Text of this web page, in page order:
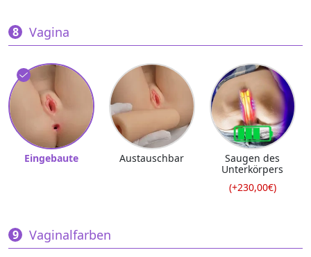
Vagina
Eingebaute Austauschbar
Saugen des
Unterkörpers
(+230,00€)
Vaginalfarben